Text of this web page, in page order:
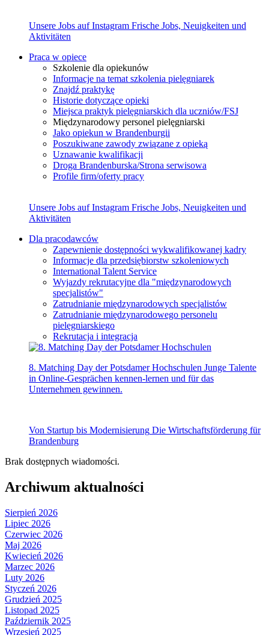
Unsere Jobs auf Instagram Frische Jobs, Neuigkeiten und
Aktivitäten
Praca w opiece
Szkolenie dla opiekunów
Informacje na temat szkolenia pielęgniarek
Znajdź praktykę
Historie dotyczące opieki
Miejsca praktyk pielęgniarskich dla uczniów/FSJ
Międzynarodowy personel pielęgniarski
Jako opiekun w Brandenburgii
Poszukiwane zawody związane z opieką
Uznawanie kwalifikacji
Droga Brandenburska/Strona serwisowa
Profile firm/oferty pracy
Unsere Jobs auf Instagram Frische Jobs, Neuigkeiten und
Aktivitäten
Dla pracodawców
Zapewnienie dostępności wykwalifikowanej kadry
Informacje dla przedsiębiorstw szkoleniowych
International Talent Service
Wyjazdy rekrutacyjne dla "międzynarodowych
specjalistów"
Zatrudnianie międzynarodowych specjalistów
Zatrudnianie międzynarodowego personelu
pielęgniarskiego
Rekrutacja i integracja
8. Matching Day der Potsdamer Hochschulen Junge Talente
in Online-Gesprächen kennen-lernen und für das
Unternehmen gewinnen.
Von Startup bis Modernisierung Die Wirtschaftsförderung für
Brandenburg
Brak dostępnych wiadomości.
Archiwum aktualności
Sierpień 2026
Lipiec 2026
Czerwiec 2026
Maj 2026
Kwiecień 2026
Marzec 2026
Luty 2026
Styczeń 2026
Grudzień 2025
Listopad 2025
Październik 2025
Wrzesień 2025